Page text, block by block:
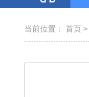
当前位置： 首页 >